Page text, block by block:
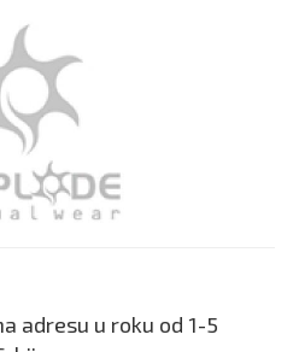
adresu u roku od 1-5